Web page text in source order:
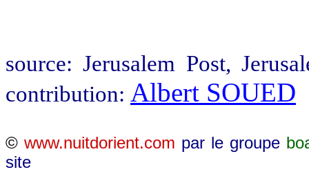
source: Jerusalem Post,
contribution: Albert SOUED
© www.nuitdorient.com par le groupe
site